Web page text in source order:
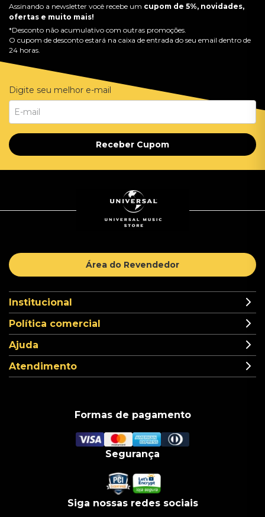
Assinando a newsletter você recebe um cupom de 5%, novidades,
ofertas e muito mais!
*Desconto não acumulativo com outras promoções.
O cupom de desconto estará na caixa de entrada do seu email dentro de
24 horas.
Digite seu melhor e-mail
Receber Cupom
Área do Revendedor
Institucional
Política comercial
Ajuda
Atendimento
Formas de pagamento
Segurança
Siga nossas redes sociais